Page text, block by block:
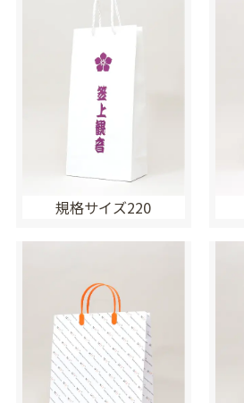
規格サイズ220